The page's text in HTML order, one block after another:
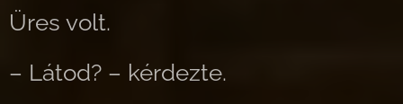
Üres volt.
– Látod? – kérdezte.